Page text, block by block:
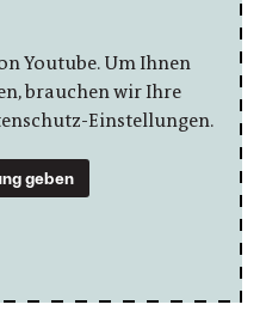
Youtube. Um Ihnen
brauchen wir Ihre
Einstellungen.
geben